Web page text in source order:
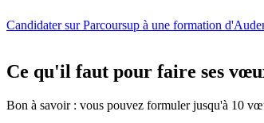
Candidater sur Parcoursup à une formation
Ce qu'il faut pour faire ses
Bon à savoir : vous pouvez formuler jusqu'à 10